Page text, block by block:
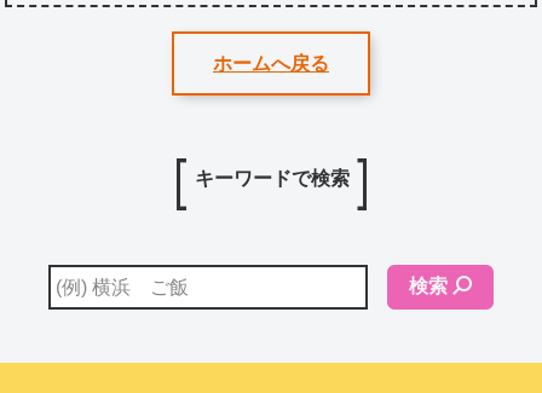
ホームへ戻る
キーワードで検索
検索